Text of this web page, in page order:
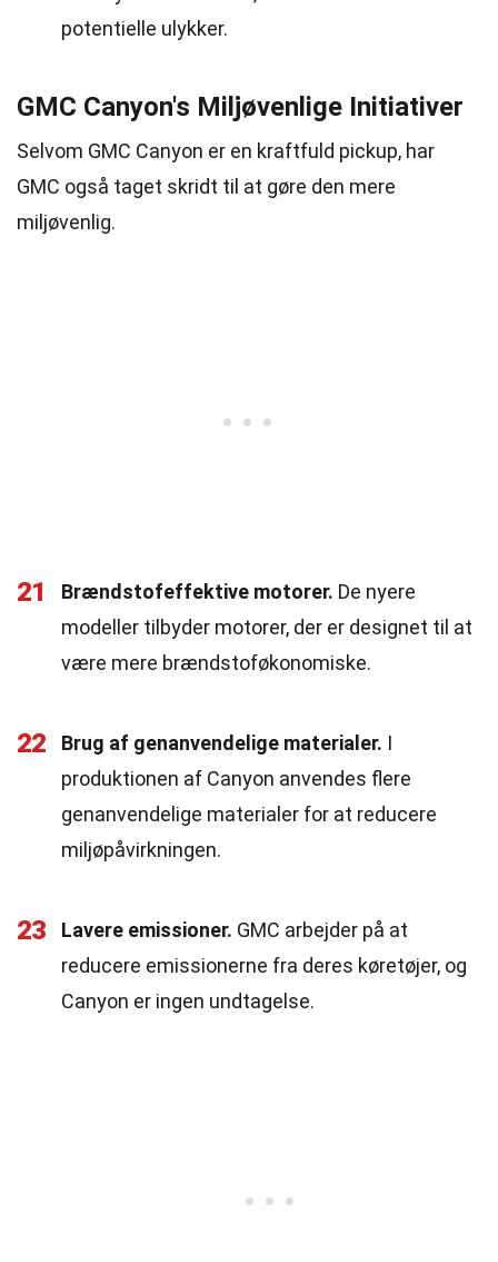
potentielle ulykker.
GMC Canyon's Miljøvenlige Initiativer
Selvom GMC Canyon er en kraftfuld pickup, har
GMC også taget skridt til at gøre den mere
miljøvenlig.
21 Brændstofeffektive motorer. De nyere
modeller tilbyder motorer, der er designet til at
være mere brændstoføkonomiske.
22 Brug af genanvendelige materialer. I
produktionen af Canyon anvendes flere
genanvendelige materialer for at reducere
miljøpåvirkningen.
23 Lavere emissioner. GMC arbejder på at
reducere emissionerne fra deres køretøjer, og
Canyon er ingen undtagelse.